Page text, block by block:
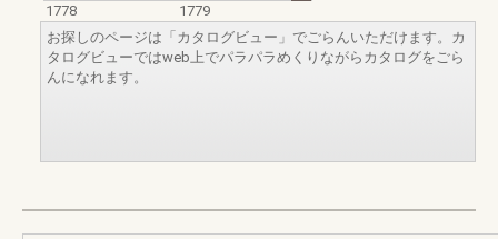
1778
1779
お探しのページは「カタログビュー」でごらんいただけます。カ
タログビューではweb上でパラパラめくりながらカタログをごら
んになれます。